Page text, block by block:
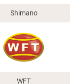
Shimano
WFT